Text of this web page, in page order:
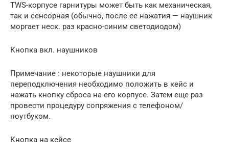
TWS-корпусе гарнитуры может быть как механическая,
так и сенсорная (обычно, после ее нажатия — наушник
моргает неск. раз красно-синим светодиодом)
Кнопка вкл. наушников
Примечание : некоторые наушники для
переподключения необходимо положить в кейс и
нажать кнопку сброса на его корпусе. Затем еще раз
провести процедуру сопряжения с телефоном/
ноутбуком.
Кнопка на кейсе